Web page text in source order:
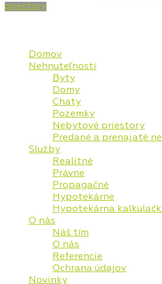
priestory
Domov
Nehnuteľnosti
Byty
Domy
Chaty
Pozemky
Nebytové priestory
Predané a prenajaté
Služby
Realitné
Právne
Propagačné
Hypotekárne
Hypotekárna
O nás
Náš tím
O nás
Referencie
Ochrana údajov
Novinky